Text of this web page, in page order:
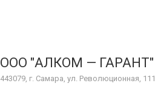
ООО "АЛКОМ — ГАРАНТ"
443079, г. Самара, ул. Революционная, 111